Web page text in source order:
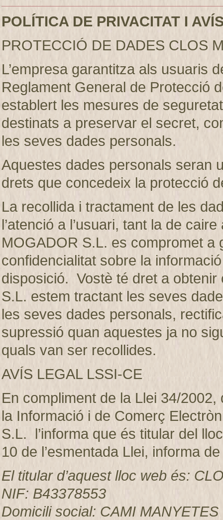
POLÍTICA DE PRIVACITAT I
PROTECCIÓ DE DADES CLOS
L’empresa garantitza als usuaris
Reglament General de Protecció
establert les mesures de
destinats a preservar el secret,
les seves dades personals.
Aquestes dades personals seran
drets que concedeix la protecció
La recollida i tractament de les
l’atenció a l’usuari, tant la de
MOGADOR S.L. es compromet
confidencialitat sobre la
disposició. Vostè té dret a
S.L. estem tractant les seves
les seves dades personals,
supressió quan aquestes ja no
quals van ser recollides.
AVÍS LEGAL LSSI-CE
En compliment de la Llei 34/2002,
la Informació i de Comerç
S.L. l’informa que és titular del
10 de l’esmentada Llei, informa
El titular d’aquest lloc web és:
NIF: B43378553
Domicili social: CAMI